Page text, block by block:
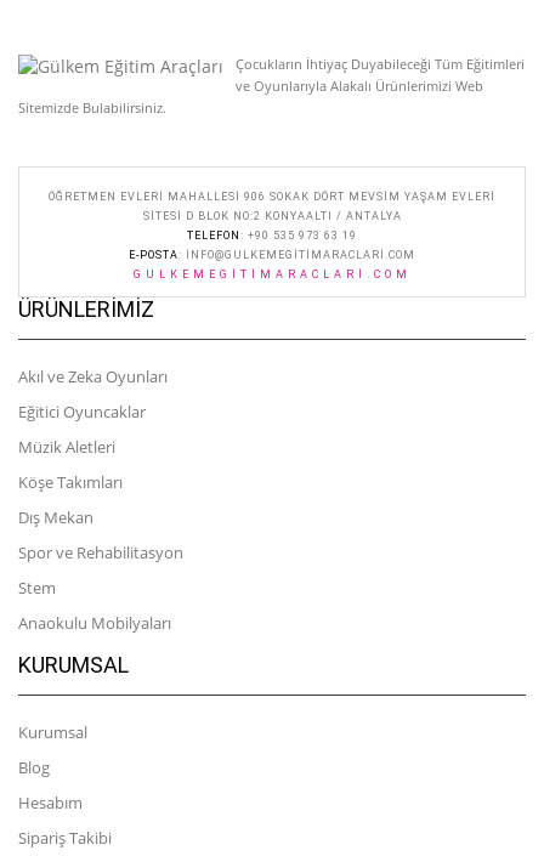
Çocukların İhtiyaç Duyabileceği Tüm Eğitimleri
ve Oyunlarıyla Alakalı Ürünlerimizi Web
Sitemizde Bulabilirsiniz.
ÖĞRETMEN EVLERI MAHALLESI 906 SOKAK DÖRT MEVSIM YAŞAM EVLERI
SITESI D BLOK NO:2 KONYAALTI / ANTALYA
TELEFON : +90 535 973 63 19
E-POSTA:
INFO@GULKEMEGITIMARACLARI.COM
GULKEMEGITIMARACLARI.COM
ÜRÜNLERIMIZ
Akıl ve Zeka Oyunları
Eğitici Oyuncaklar
Müzik Aletleri
Köşe Takımları
Dış Mekan
Spor ve Rehabilitasyon
Stem
Anaokulu Mobilyaları
KURUMSAL
Kurumsal
Blog
Hesabım
Sipariş Takibi